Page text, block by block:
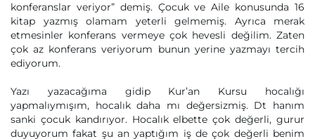
konferanslar veriyor” demiş. Çocuk ve Aile konusunda 16
kitap yazmış olamam yeterli gelmemiş. Ayrıca merak
etmesinler konferans vermeye çok hevesli değilim. Zaten
çok az konferans veriyorum bunun yerine yazmayı tercih
ediyorum.
Yazı yazacağıma gidip Kur’an Kursu hocalığı
yapmalıymışım, hocalık daha mı değersizmiş. Dt hanım
sanki çocuk kandırıyor. Hocalık elbette çok değerli, gurur
duyuyorum fakat şu an yaptığım iş de çok değerli benim